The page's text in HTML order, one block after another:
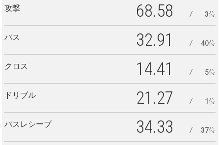
攻撃 68.58 3位
パス 32.91 40位
クロス 14.41 5位
ドリブル 21.27 1位
パスレシーブ 34.33 37位